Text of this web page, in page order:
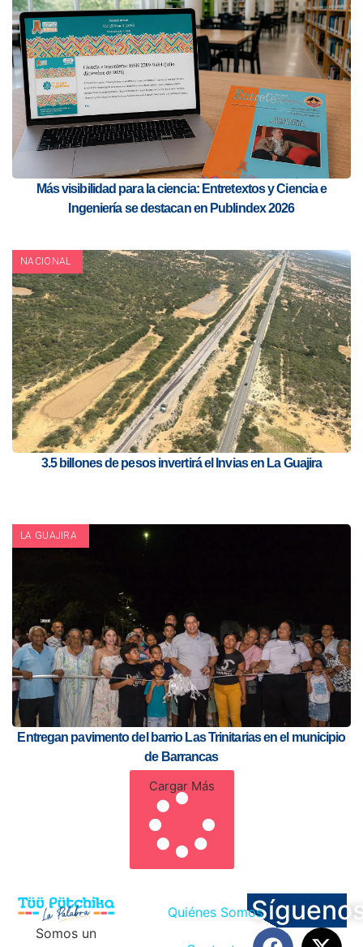
Más visibilidad para la ciencia: Entretextos y Ciencia e
Ingeniería se destacan en Publindex 2026
NACIONAL
3.5 billones de pesos invertirá el Invias en La Guajira
LA GUAJIRA
Entregan pavimento del barrio Las Trinitarias en el municipio
de Barrancas
Cargar Más
Somos un
Quiénes Somos